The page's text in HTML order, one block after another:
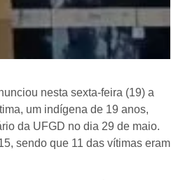
nesta sexta-feira (19) a
um indígena de 19 anos,
da UFGD no dia 29 de maio.
sendo que 11 das vítimas eram